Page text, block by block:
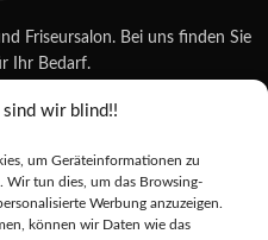
wir blind!!
um Geräteinformationen zu
Wir tun dies, um das Browsing-
Werbung anzuzeigen.
können wir Daten wie das
Friseursalon. Bei uns finden Sie
Ihr Bedarf.
Studio Ausstattung
2025.